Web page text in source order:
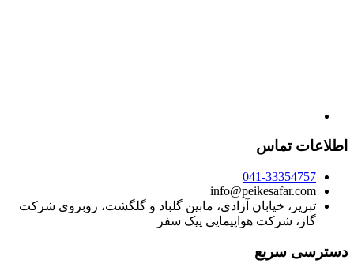
اطلاعات تماس
041-33354757
info@peikesafar.com
تبریز، خیابان آزادی، مابین گلباد و گلگشت، روبروی شرکت
گاز، شرکت هواپیمایی پیک سفر
دسترسی سریع